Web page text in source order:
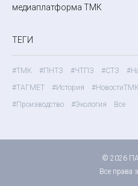
медиаплатформа ТМК
ТЕГИ
#ТМК #ПНТЗ #ЧТПЗ #СТЗ
#ТАГМЕТ
#История #НовостиТМК
#Производство
#Экология Все
© 2026
Все права